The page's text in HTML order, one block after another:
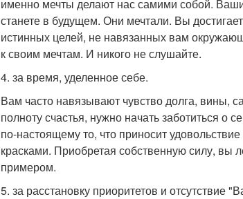
именно мечты делают нас самими собой.
станете в будущем. Они мечтали. Вы
истинных целей, не навязанных вам
к своим мечтам. И никого не слушайте.
4. за время, уделенное себе.
Вам часто навязывают чувство долга, вины,
полноту счастья, нужно начать заботиться
по-настоящему то, что приносит
красками. Приобретая собственную силу,
примером.
5. за расстановку приоритетов и отсутствие